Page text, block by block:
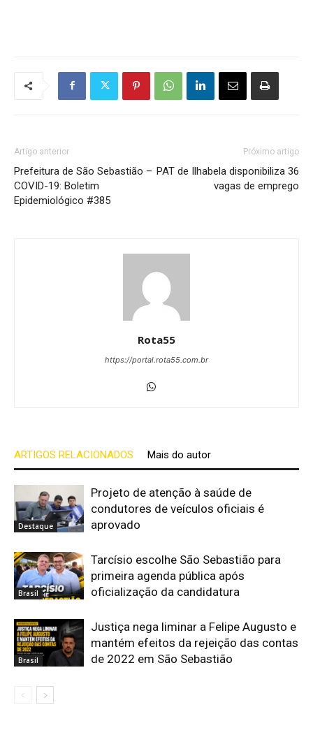
Artigo anterior
Prefeitura de São Sebastião –
COVID-19: Boletim
Epidemiológico #385
Próximo artigo
PAT de Ilhabela disponibiliza 36
vagas de emprego
Rota55
https://portal.rota55.com.br
ARTIGOS RELACIONADOS Mais do autor
Destaque
Projeto de atenção à saúde de
condutores de veículos oficiais é
aprovado
Brasil
Tarcísio escolhe São Sebastião para
primeira agenda pública após
oficialização da candidatura
Brasil
Justiça nega liminar a Felipe Augusto e
mantém efeitos da rejeição das contas
de 2022 em São Sebastião